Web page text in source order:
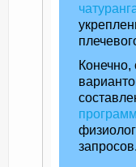
запросов.